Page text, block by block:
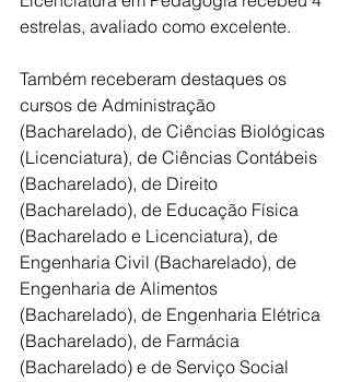
estrelas, avaliado como excelente.
Também receberam destaques os
cursos de Administração
(Bacharelado), de Ciências Biológicas
(Licenciatura), de Ciências Contábeis
(Bacharelado), de Direito
(Bacharelado), de Educação Física
(Bacharelado e Licenciatura), de
Engenharia Civil (Bacharelado), de
Engenharia de Alimentos
(Bacharelado), de Engenharia Elétrica
(Bacharelado), de Farmácia
(Bacharelado) e de Serviço Social